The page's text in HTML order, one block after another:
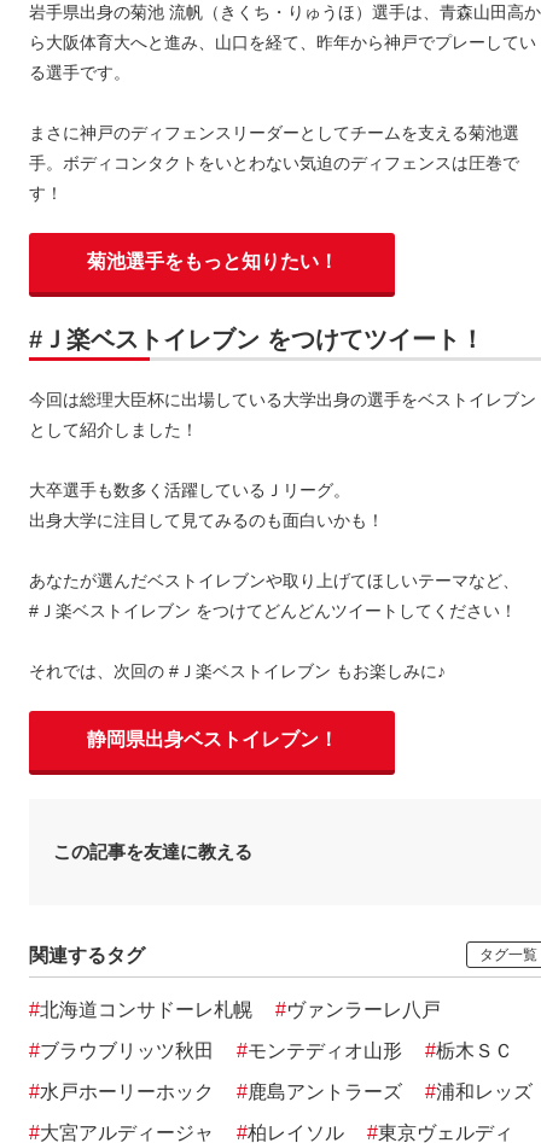
岩手県出身の菊池 流帆（きくち・りゅうほ）選手は、青森山田高か
ら大阪体育大へと進み、山口を経て、昨年から神戸でプレーしてい
る選手です。
まさに神戸のディフェンスリーダーとしてチームを支える菊池選
手。ボディコンタクトをいとわない気迫のディフェンスは圧巻で
す！
菊池選手をもっと知りたい！
#Ｊ楽ベストイレブン をつけてツイート！
今回は総理大臣杯に出場している大学出身の選手をベストイレブン
として紹介しました！
大卒選手も数多く活躍しているＪリーグ。
出身大学に注目して見てみるのも面白いかも！
あなたが選んだベストイレブンや取り上げてほしいテーマなど、
#Ｊ楽ベストイレブン をつけてどんどんツイートしてください！
それでは、次回の #Ｊ楽ベストイレブン もお楽しみに♪
静岡県出身ベストイレブン！
この記事を友達に教える
関連するタグ タグ一覧
#北海道コンサドーレ札幌 #ヴァンラーレ八戸
#ブラウブリッツ秋田 #モンテディオ山形 #栃木ＳＣ
#水戸ホーリーホック #鹿島アントラーズ #浦和レッズ
#大宮アルディージャ #柏レイソル #東京ヴェルディ